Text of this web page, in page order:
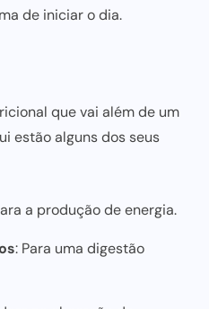
de iniciar o dia.
que vai além de um
estão alguns dos seus
a produção de energia.
: Para uma digestão